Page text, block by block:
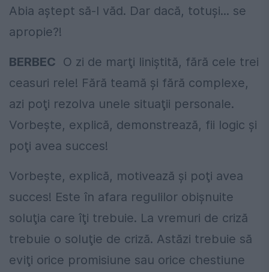
Abia aştept să-l văd. Dar dacă, totuşi... se
apropie?!
BERBEC O zi de marţi liniştită, fără cele trei
ceasuri rele! Fără teamă şi fără complexe,
azi poţi rezolva unele situaţii personale.
Vorbeşte, explică, demonstrează, fii logic şi
poţi avea succes!
Vorbeşte, explică, motivează şi poţi avea
succes! Este în afara regulilor obişnuite
soluţia care îţi trebuie. La vremuri de criză
trebuie o soluţie de criză. Astăzi trebuie să
eviţi orice promisiune sau orice chestiune